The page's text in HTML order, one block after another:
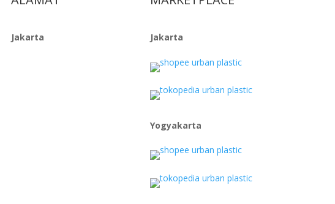
Jakarta Jakarta
Yogyakarta